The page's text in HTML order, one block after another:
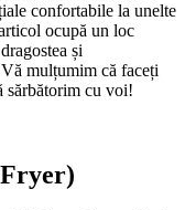
confortabile la unelte
ocupă un loc
și
mulțumim că faceți
sărbătorim cu voi!